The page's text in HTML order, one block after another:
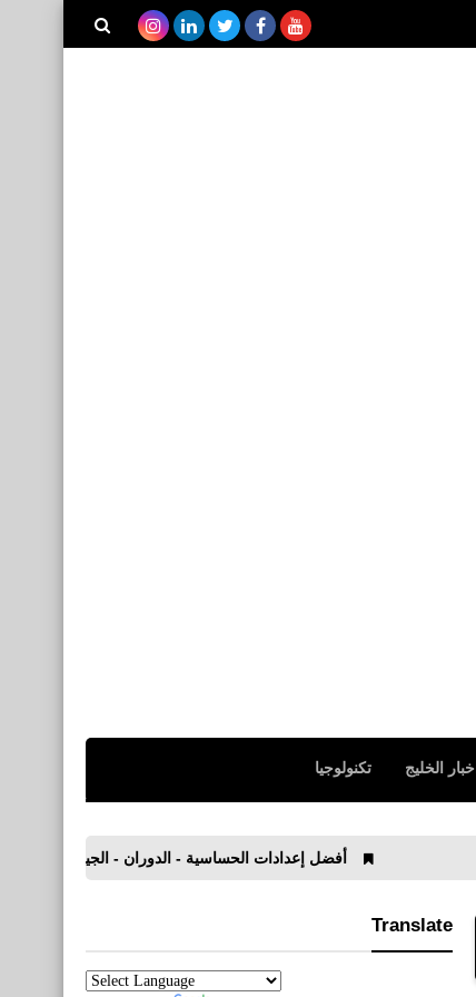
اخبار الخليج تكنولوجيا
أفضل إعدادات الحساسية - الدوران - الجيروسكوب في PUBG Mobile 2021
Translate